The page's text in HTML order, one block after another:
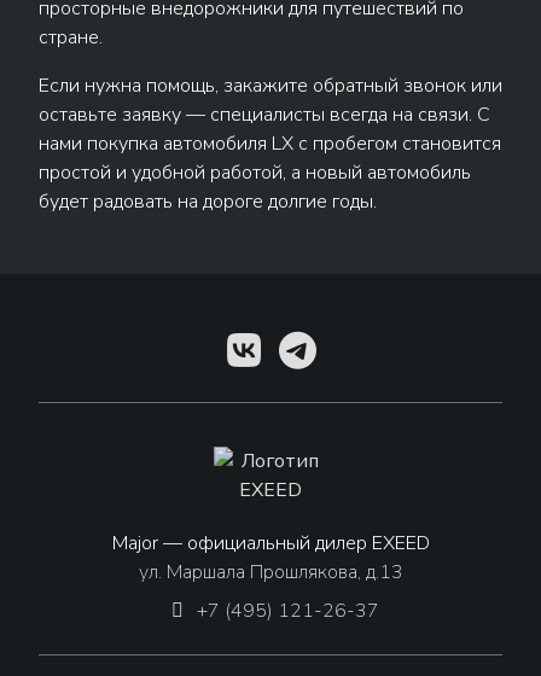
просторные внедорожники для путешествий по
стране.
Если нужна помощь, закажите обратный звонок или
оставьте заявку — специалисты всегда на связи. С
нами покупка автомобиля LX с пробегом становится
простой и удобной работой, а новый автомобиль
будет радовать на дороге долгие годы.
Major — официальный дилер EXEED
ул. Маршала Прошлякова, д.13
+7 (495) 121-26-37